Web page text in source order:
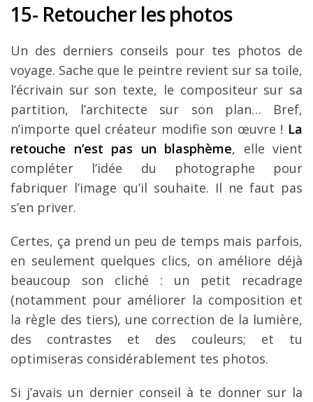
15- Retoucher les photos
Un des derniers conseils pour tes photos de
voyage. Sache que le peintre revient sur sa toile,
l’écrivain sur son texte, le compositeur sur sa
partition, l’architecte sur son plan… Bref,
n’importe quel créateur modifie son œuvre ! La
retouche n’est pas un blasphème, elle vient
compléter l’idée du photographe pour
fabriquer l’image qu’il souhaite. Il ne faut pas
s’en priver.
Certes, ça prend un peu de temps mais parfois,
en seulement quelques clics, on améliore déjà
beaucoup son cliché : un petit recadrage
(notamment pour améliorer la composition et
la règle des tiers), une correction de la lumière,
des contrastes et des couleurs; et tu
optimiseras considérablement tes photos.
Si j’avais un dernier conseil à te donner sur la